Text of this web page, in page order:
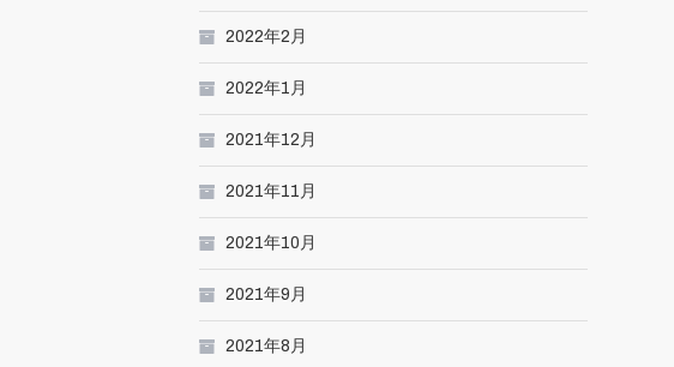
2022年2月
2022年1月
2021年12月
2021年11月
2021年10月
2021年9月
2021年8月